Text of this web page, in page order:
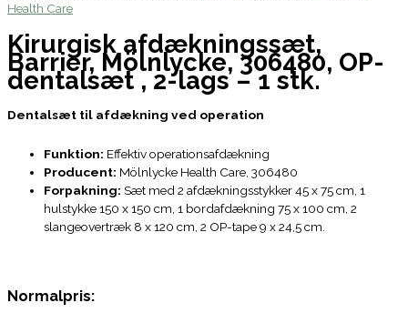
Health Care
Kirurgisk afdækningssæt,
Barrier, Mölnlycke, 306480, OP-
dentalsæt , 2-lags – 1 stk.
Dentalsæt til afdækning ved operation
Funktion: Effektiv operationsafdækning
Producent: Mölnlycke Health Care, 306480
Forpakning: Sæt med 2 afdækningsstykker 45 x 75 cm, 1
hulstykke 150 x 150 cm, 1 bordafdækning 75 x 100 cm, 2
slangeovertræk 8 x 120 cm, 2 OP-tape 9 x 24,5 cm.
Normalpris: